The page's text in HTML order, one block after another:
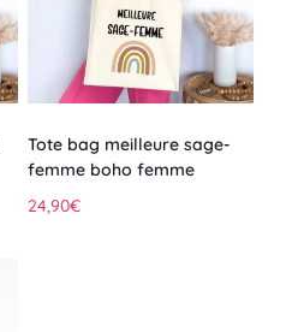
Tote bag meilleure sage-
femme boho femme
24,90€